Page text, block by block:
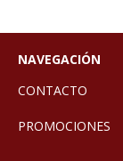
NAVEGACIÓN
CONTACTO
PROMOCIONES